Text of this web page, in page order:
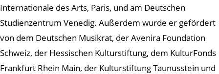
Internationale des Arts, Paris, und am Deutschen
Studienzentrum Venedig. Außerdem wurde er gefördert
von dem Deutschen Musikrat, der Avenira Foundation
Schweiz, der Hessischen Kulturstiftung, dem KulturFonds
Frankfurt Rhein Main, der Kulturstiftung Taunusstein und